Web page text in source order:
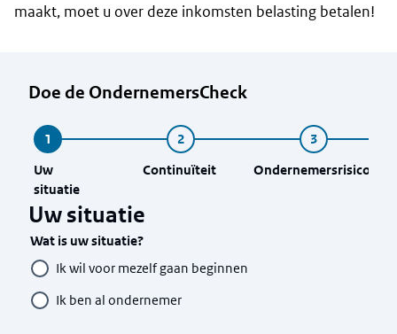
maakt, moet u over deze inkomsten belasting betalen!
Doe de OndernemersCheck
Uw
situatie
Continuïteit Ondernemersrisico
Uw situatie
Wat is uw situatie?
Ik wil voor mezelf gaan beginnen
Ik ben al ondernemer